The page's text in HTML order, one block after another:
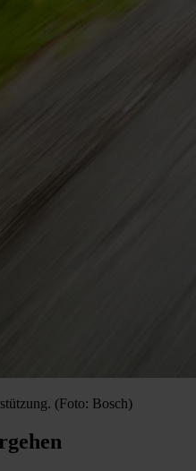
(Foto: Bosch)